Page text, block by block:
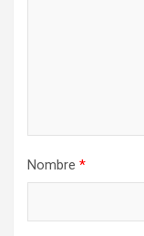
Nombre *